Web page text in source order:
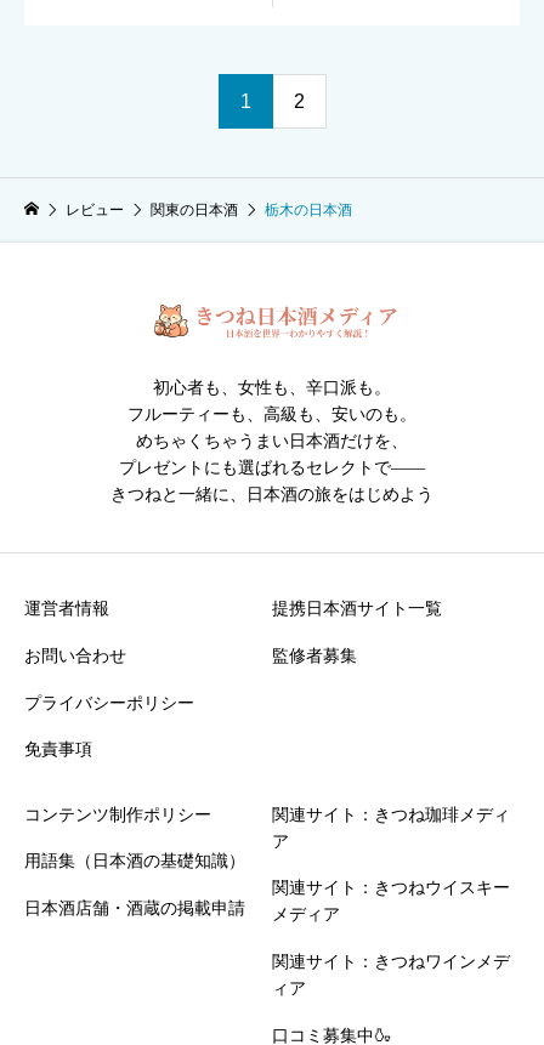
1 2
レビュー 関東の日本酒 栃木の日本酒
初心者も、女性も、辛口派も。
フルーティーも、高級も、安いのも。
めちゃくちゃうまい日本酒だけを、
プレゼントにも選ばれるセレクトで――
きつねと一緒に、日本酒の旅をはじめよう
運営者情報
お問い合わせ
プライバシーポリシー
免責事項
提携日本酒サイト一覧
監修者募集
コンテンツ制作ポリシー
用語集（日本酒の基礎知識）
日本酒店舗・酒蔵の掲載申請
関連サイト：きつね珈琲メディ
ア
関連サイト：きつねウイスキー
メディア
関連サイト：きつねワインメデ
ィア
口コミ募集中🍶